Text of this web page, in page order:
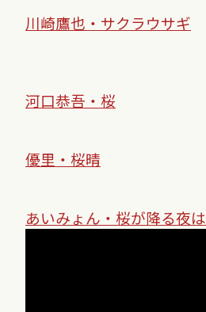
川崎鷹也・サクラウサギ
河口恭吾・桜
優里・桜晴
あいみょん・桜が降る夜は